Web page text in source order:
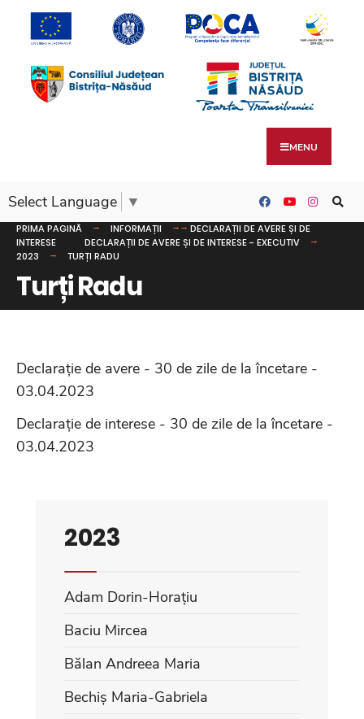
MENU
Select Language ▼
PRIMA PAGINĂ INFORMAȚII
DECLARAȚII DE AVERE ȘI DE
INTERESE
DECLARAȚII DE AVERE ȘI DE INTERESE - EXECUTIV
2023
TURȚI RADU
Turți Radu
Declarație de avere - 30 de zile de la încetare -
03.04.2023
Declarație de interese - 30 de zile de la încetare -
03.04.2023
2023
Adam Dorin-Horațiu
Baciu Mircea
Bălan Andreea Maria
Bechiș Maria-Gabriela